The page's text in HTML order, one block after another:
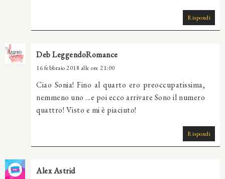
Rispondi
Deb LeggendoRomance
16 febbraio 2018 alle ore 21:00
Ciao Sonia! Fino al quarto ero preoccupatissima,
nemmeno uno ...e poi ecco arrivare Sono il numero
quattro! Visto e mi è piaciuto!
Rispondi
Alex Astrid